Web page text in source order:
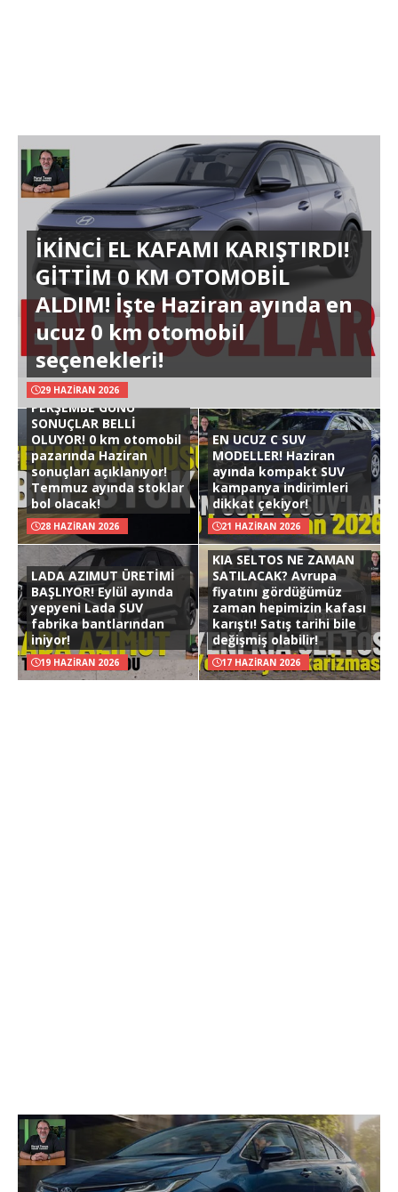
İKİNCİ EL KAFAMI KARIŞTIRDI!
GİTTİM 0 KM OTOMOBİL
ALDIM! İşte Haziran ayında en
ucuz 0 km otomobil
seçenekleri!
29 HAZIRAN 2026
PERŞEMBE GÜNÜ
SONUÇLAR BELLİ
OLUYOR! 0 km otomobil
pazarında Haziran
sonuçları açıklanıyor!
Temmuz ayında stoklar
bol olacak!
28 HAZIRAN 2026
EN UCUZ C SUV
MODELLER! Haziran
ayında kompakt SUV
kampanya indirimleri
dikkat çekiyor!
21 HAZIRAN 2026
LADA AZIMUT ÜRETİMİ
BAŞLIYOR! Eylül ayında
yepyeni Lada SUV
fabrika bantlarından
iniyor!
19 HAZIRAN 2026
KIA SELTOS NE ZAMAN
SATILACAK? Avrupa
fiyatını gördüğümüz
zaman hepimizin kafası
karıştı! Satış tarihi bile
değişmiş olabilir!
17 HAZIRAN 2026